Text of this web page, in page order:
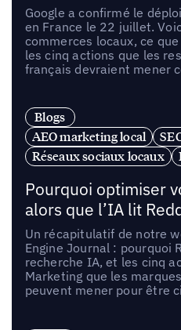
Google a confirmé le
en France le 22 juillet.
commerces locaux, ce
les cinq actions que les
français devraient mener
Blogs
AEO marketing local
Réseaux sociaux locaux
Pourquoi optimiser
alors que l’IA lit
Un récapitulatif de notre
Engine Journal : pourquoi
recherche IA, et les cinq
Marketing que les
peuvent mener pour être